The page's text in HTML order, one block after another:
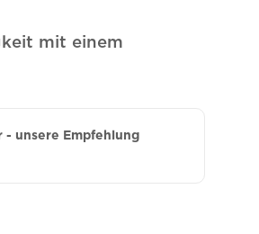
mit einem
- unsere Empfehlung